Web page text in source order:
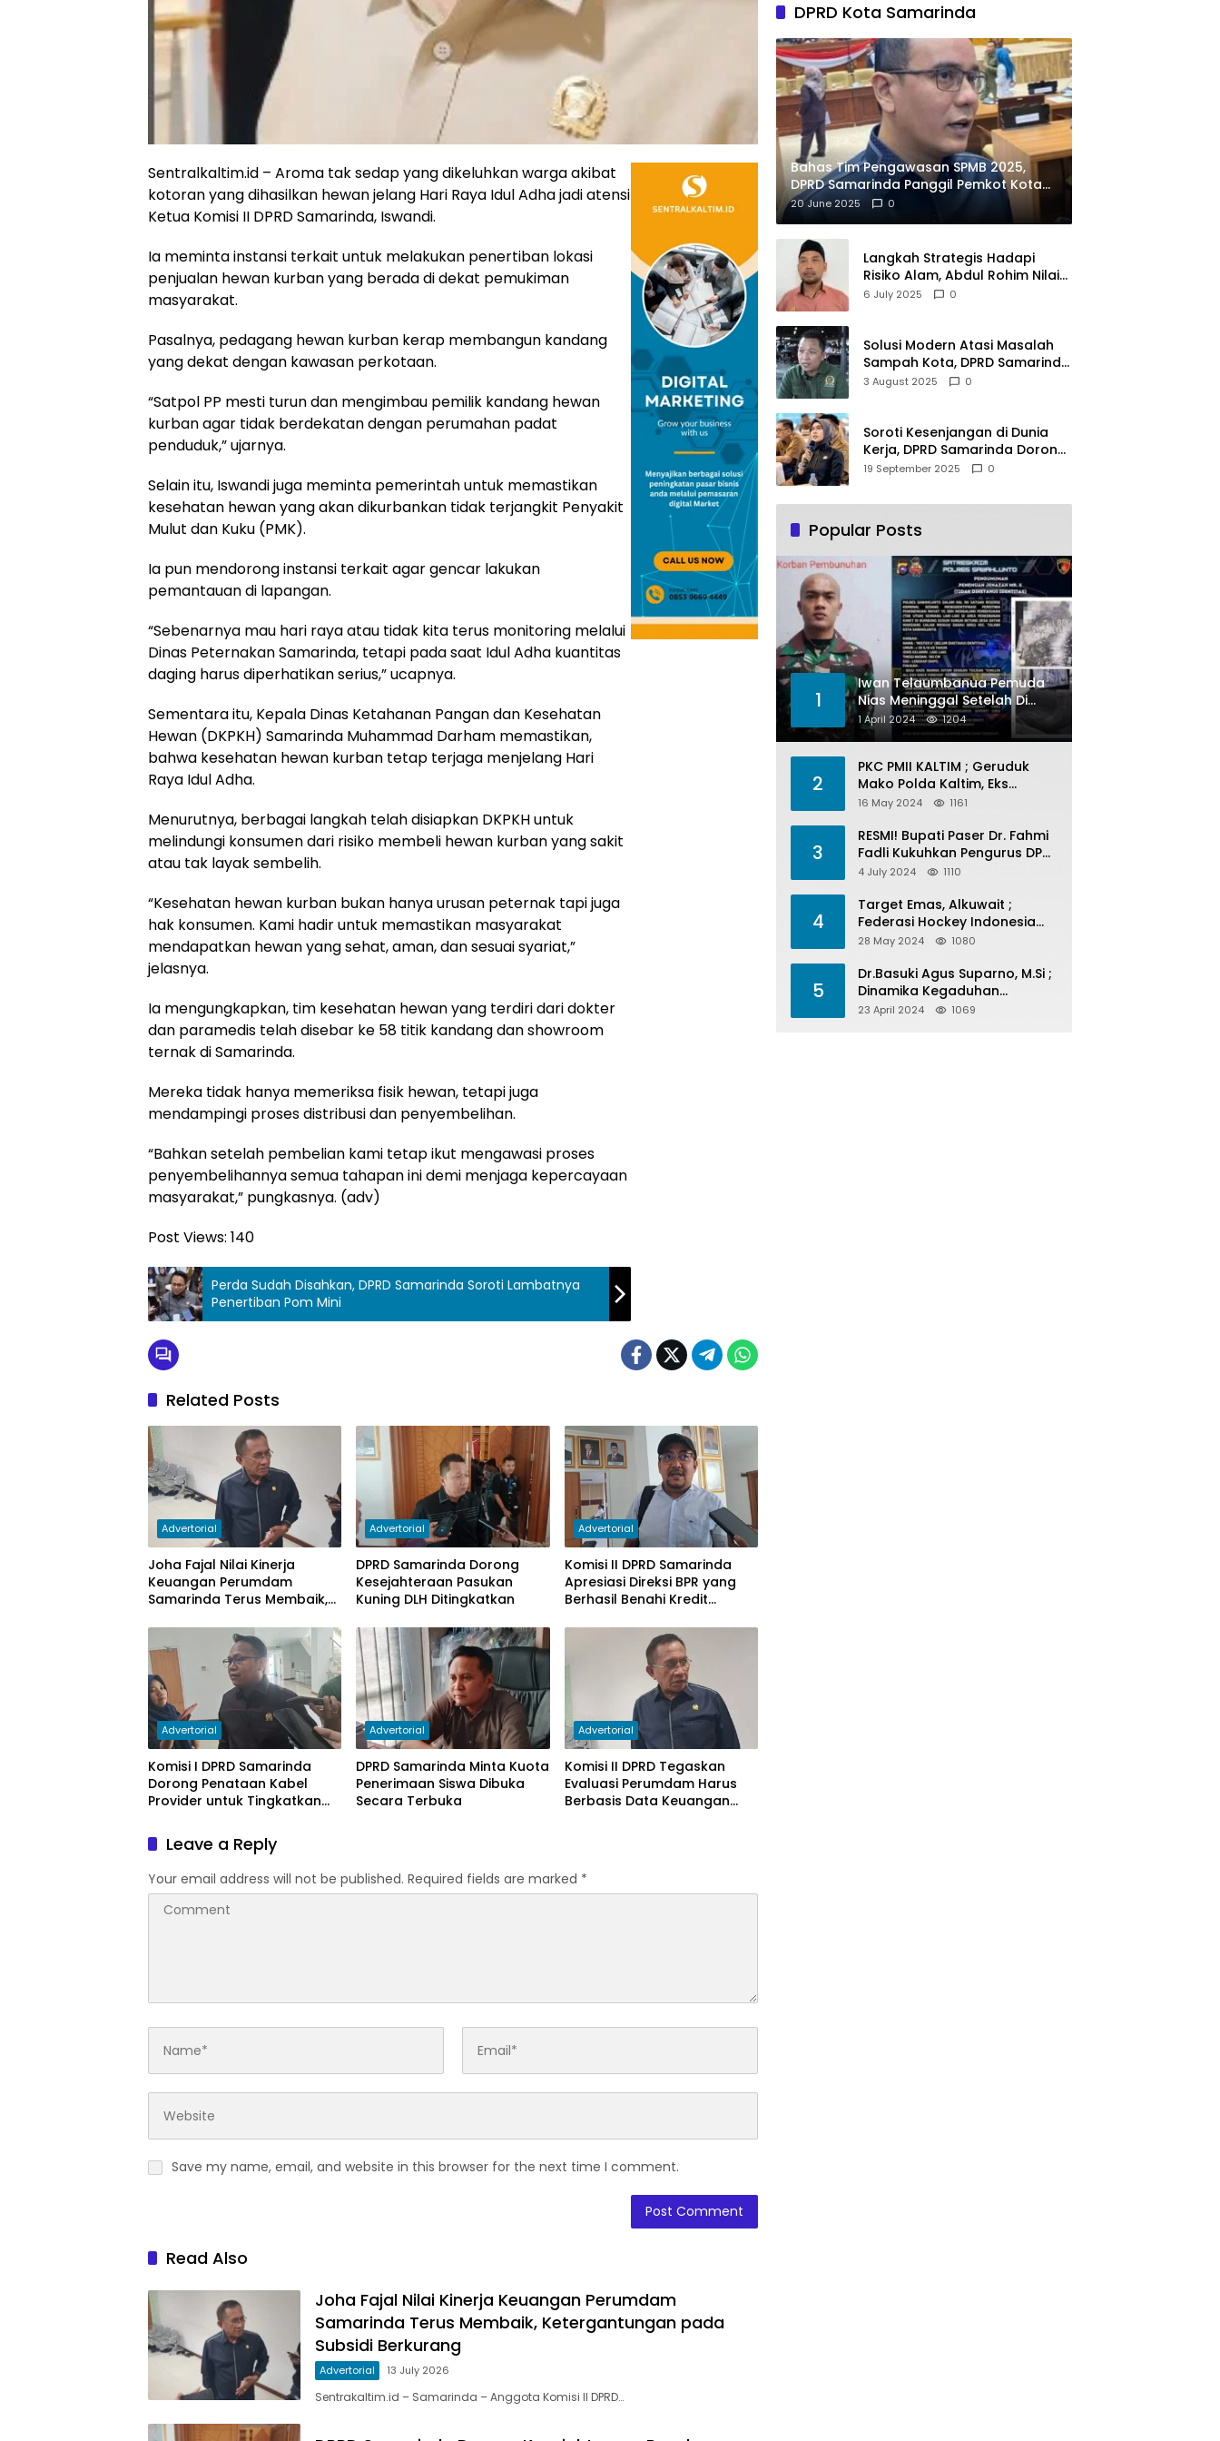
Sentralkaltim.id – Aroma tak sedap yang dikeluhkan warga akibat
kotoran yang dihasilkan hewan jelang Hari Raya Idul Adha jadi atensi
Ketua Komisi II DPRD Samarinda, Iswandi.
Ia meminta instansi terkait untuk melakukan penertiban lokasi
penjualan hewan kurban yang berada di dekat pemukiman
masyarakat.
Pasalnya, pedagang hewan kurban kerap membangun kandang
yang dekat dengan kawasan perkotaan.
“Satpol PP mesti turun dan mengimbau pemilik kandang hewan
kurban agar tidak berdekatan dengan perumahan padat
penduduk,” ujarnya.
Selain itu, Iswandi juga meminta pemerintah untuk memastikan
kesehatan hewan yang akan dikurbankan tidak terjangkit Penyakit
Mulut dan Kuku (PMK).
Ia pun mendorong instansi terkait agar gencar lakukan
pemantauan di lapangan.
“Sebenarnya mau hari raya atau tidak kita terus monitoring melalui
Dinas Peternakan Samarinda, tetapi pada saat Idul Adha kuantitas
daging harus diperhatikan serius,” ucapnya.
Sementara itu, Kepala Dinas Ketahanan Pangan dan Kesehatan
Hewan (DKPKH) Samarinda Muhammad Darham memastikan,
bahwa kesehatan hewan kurban tetap terjaga menjelang Hari
Raya Idul Adha.
Menurutnya, berbagai langkah telah disiapkan DKPKH untuk
melindungi konsumen dari risiko membeli hewan kurban yang sakit
atau tak layak sembelih.
“Kesehatan hewan kurban bukan hanya urusan peternak tapi juga
hak konsumen. Kami hadir untuk memastikan masyarakat
mendapatkan hewan yang sehat, aman, dan sesuai syariat,”
jelasnya.
Ia mengungkapkan, tim kesehatan hewan yang terdiri dari dokter
dan paramedis telah disebar ke 58 titik kandang dan showroom
ternak di Samarinda.
Mereka tidak hanya memeriksa fisik hewan, tetapi juga
mendampingi proses distribusi dan penyembelihan.
“Bahkan setelah pembelian kami tetap ikut mengawasi proses
penyembelihannya semua tahapan ini demi menjaga kepercayaan
masyarakat,” pungkasnya. (adv)
Post Views: 140
Perda Sudah Disahkan, DPRD Samarinda Soroti Lambatnya
Penertiban Pom Mini
Related Posts
Advertorial
Joha Fajal Nilai Kinerja
Keuangan Perumdam
Samarinda Terus Membaik,
Subsidi Berkurang
Advertorial
DPRD Samarinda Dorong
Kesejahteraan Pasukan
Kuning DLH Ditingkatkan
Advertorial
Komisi II DPRD Samarinda
Apresiasi Direksi BPR yang
Berhasil Benahi Kredit
Advertorial
Komisi I DPRD Samarinda
Dorong Penataan Kabel
Provider untuk Tingkatkan
Advertorial
DPRD Samarinda Minta Kuota
Penerimaan Siswa Dibuka
Secara Terbuka
Advertorial
Komisi II DPRD Tegaskan
Evaluasi Perumdam Harus
Berbasis Data Keuangan
Leave a Reply
Your email address will not be published. Required fields are marked *
Save my name, email, and website in this browser for the next time I comment.
Read Also
Joha Fajal Nilai Kinerja Keuangan Perumdam
Samarinda Terus Membaik, Ketergantungan pada
Subsidi Berkurang
Advertorial 13 July 2026
Sentrakaltim.id – Samarinda – Anggota Komisi II DPRD…
DPRD Kota Samarinda
Bahas Tim Pengawasan SPMB 2025,
DPRD Samarinda Panggil Pemkot Kota
Tepian
20 June 2025 0
Langkah Strategis Hadapi
Risiko Alam, Abdul Rohim Nilai
Samarinda Siap Jadi Pusat
6 July 2025 0
Solusi Modern Atasi Masalah
Sampah Kota, DPRD Samarinda
Dukung Penuh Proyek PLTSA
3 August 2025 0
Soroti Kesenjangan di Dunia
Kerja, DPRD Samarinda Dorong
Pemkot Gencarkan
19 September 2025 0
Popular Posts
1
Iwan Telaumbanua Pemuda
Nias Meninggal Setelah Di
Habisi Oknum TNI AL
1 April 2024 1204
2
PKC PMII KALTIM ; Geruduk
Mako Polda Kaltim, Eks
Lubang Tambang Banyak
16 May 2024 1161
3
RESMI! Bupati Paser Dr. Fahmi
Fadli Kukuhkan Pengurus DPP
LAP 2024-2029
4 July 2024 1110
4
Target Emas, Alkuwait ;
Federasi Hockey Indonesia
Kota Balikpapan Siap Menjadi
28 May 2024 1080
5
Dr.Basuki Agus Suparno, M.Si ;
Dinamika Kegaduhan
Komunikasi Politik Jelang
23 April 2024 1069